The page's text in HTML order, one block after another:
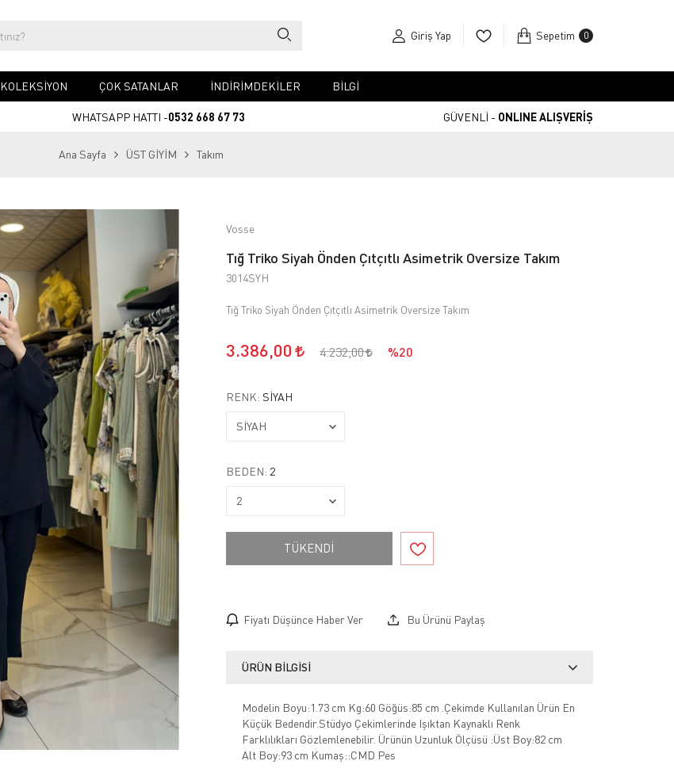
Giriş Yap Sepetim 0
KOLEKSİYON ÇOK SATANLAR İNDİRİMDEKİLER BİLGİ
WHATSAPP HATTI -0532 668 67 73 GÜVENLİ - ONLINE ALIŞVERİŞ
Ana Sayfa ÜST GİYİM Takım
Vosse
Tığ Triko Siyah Önden Çıtçıtlı Asimetrik Oversize Takım
3014SYH
Tığ Triko Siyah Önden Çıtçıtlı Asimetrik Oversize Takım
3.386,00 4.232,00 %20
RENK: SİYAH
BEDEN: 2
TÜKENDİ
Fiyatı Düşünce Haber Ver Bu Ürünü Paylaş
ÜRÜN BILGISI
Modelin Boyu:1.73 cm Kg:60 Göğüs:85 cm .Çekimde Kullanılan Ürün En
Küçük Bedendir.Stüdyo Çekimlerinde Işıktan Kaynaklı Renk
Farklılıkları Gözlemlenebilir. Ürünün Uzunluk Ölçüsü :Üst Boy:82 cm
Alt Boy:93 cm Kumaş::CMD Pes